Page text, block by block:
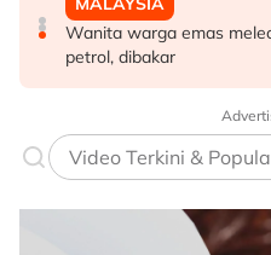
Berita tempatan pilihan
Singapura sambut Hari
ke Stadium Negara
Wanita warga emas
petrol, dibakar
Video Terkini &